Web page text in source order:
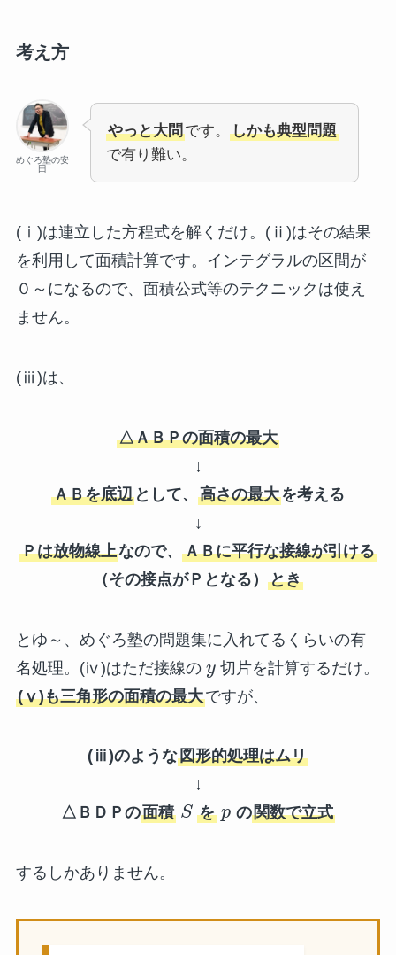
考え方
めぐろ塾の安
田
やっと大問です。
しかも典型問題
で有り難い。
(ⅰ)は連立した方程式を解くだけ。(ⅱ)はその結果
を利用して面積計算です。インテグラルの区間が
０～になるので、面積公式等のテクニックは使え
ません。
(ⅲ)は、
△ＡＢＰの面積の最大
↓
ＡＢを底辺 として、 高さの最大 を考える
↓
Ｐは放物線上なので、 ＡＢに平行な接線が引ける
（その接点がＰとなる） とき
とゆ～、めぐろ塾の問題集に入れてるくらいの有
名処理。(ⅳ)はただ接線の y 切片を計算するだけ。
(ⅴ)も三角形の面積の最大ですが、
(ⅲ)のような図形的処理はムリ
↓
△ＢＤＰの面積 S を p の関数で立式
するしかありません。